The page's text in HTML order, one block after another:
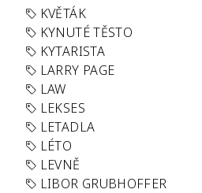
KVĚTÁK
KYNUTÉ TĚSTO
KYTARISTA
LARRY PAGE
LAW
LEKSES
LETADLA
LÉTO
LEVNĚ
LIBOR GRUBHOFFER